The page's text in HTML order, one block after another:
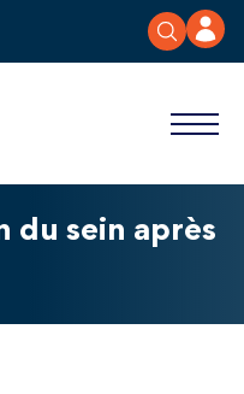
du sein après